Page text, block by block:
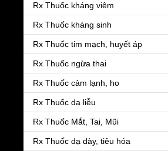
Rx Thuốc kháng viêm
Rx Thuốc kháng sinh
Rx Thuốc tim mạch, huyết áp
Rx Thuốc ngừa thai
Rx Thuốc cảm lạnh, ho
Rx Thuốc da liễu
Rx Thuốc Mắt, Tai, Mũi
Rx Thuốc dạ dày, tiêu hóa